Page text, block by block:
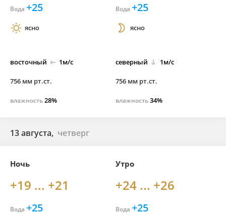
Вода +25
ясно
восточный 1м/с
756 мм рт.ст.
влажность28%
Вода +25
ясно
северный 1м/с
756 мм рт.ст.
влажность34%
13 августа, четверг
Ночь
+19 ... +21
Вода +25
Утро
+24 ... +26
Вода +25